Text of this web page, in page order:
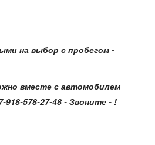
на выбор с пробегом -
вместе с автомобилем
578-27-48 - Звоните - !